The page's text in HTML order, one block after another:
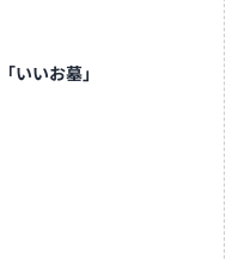
いいお墓」